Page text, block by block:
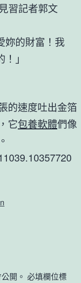
習記者郭文
妳的財富！我
」
的速度吐出金箔
它包養軟體們像
開。 必填欄位標